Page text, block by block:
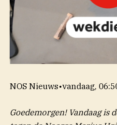
NOS Nieuws•vandaag,
Goedemorgen! Vandaag is